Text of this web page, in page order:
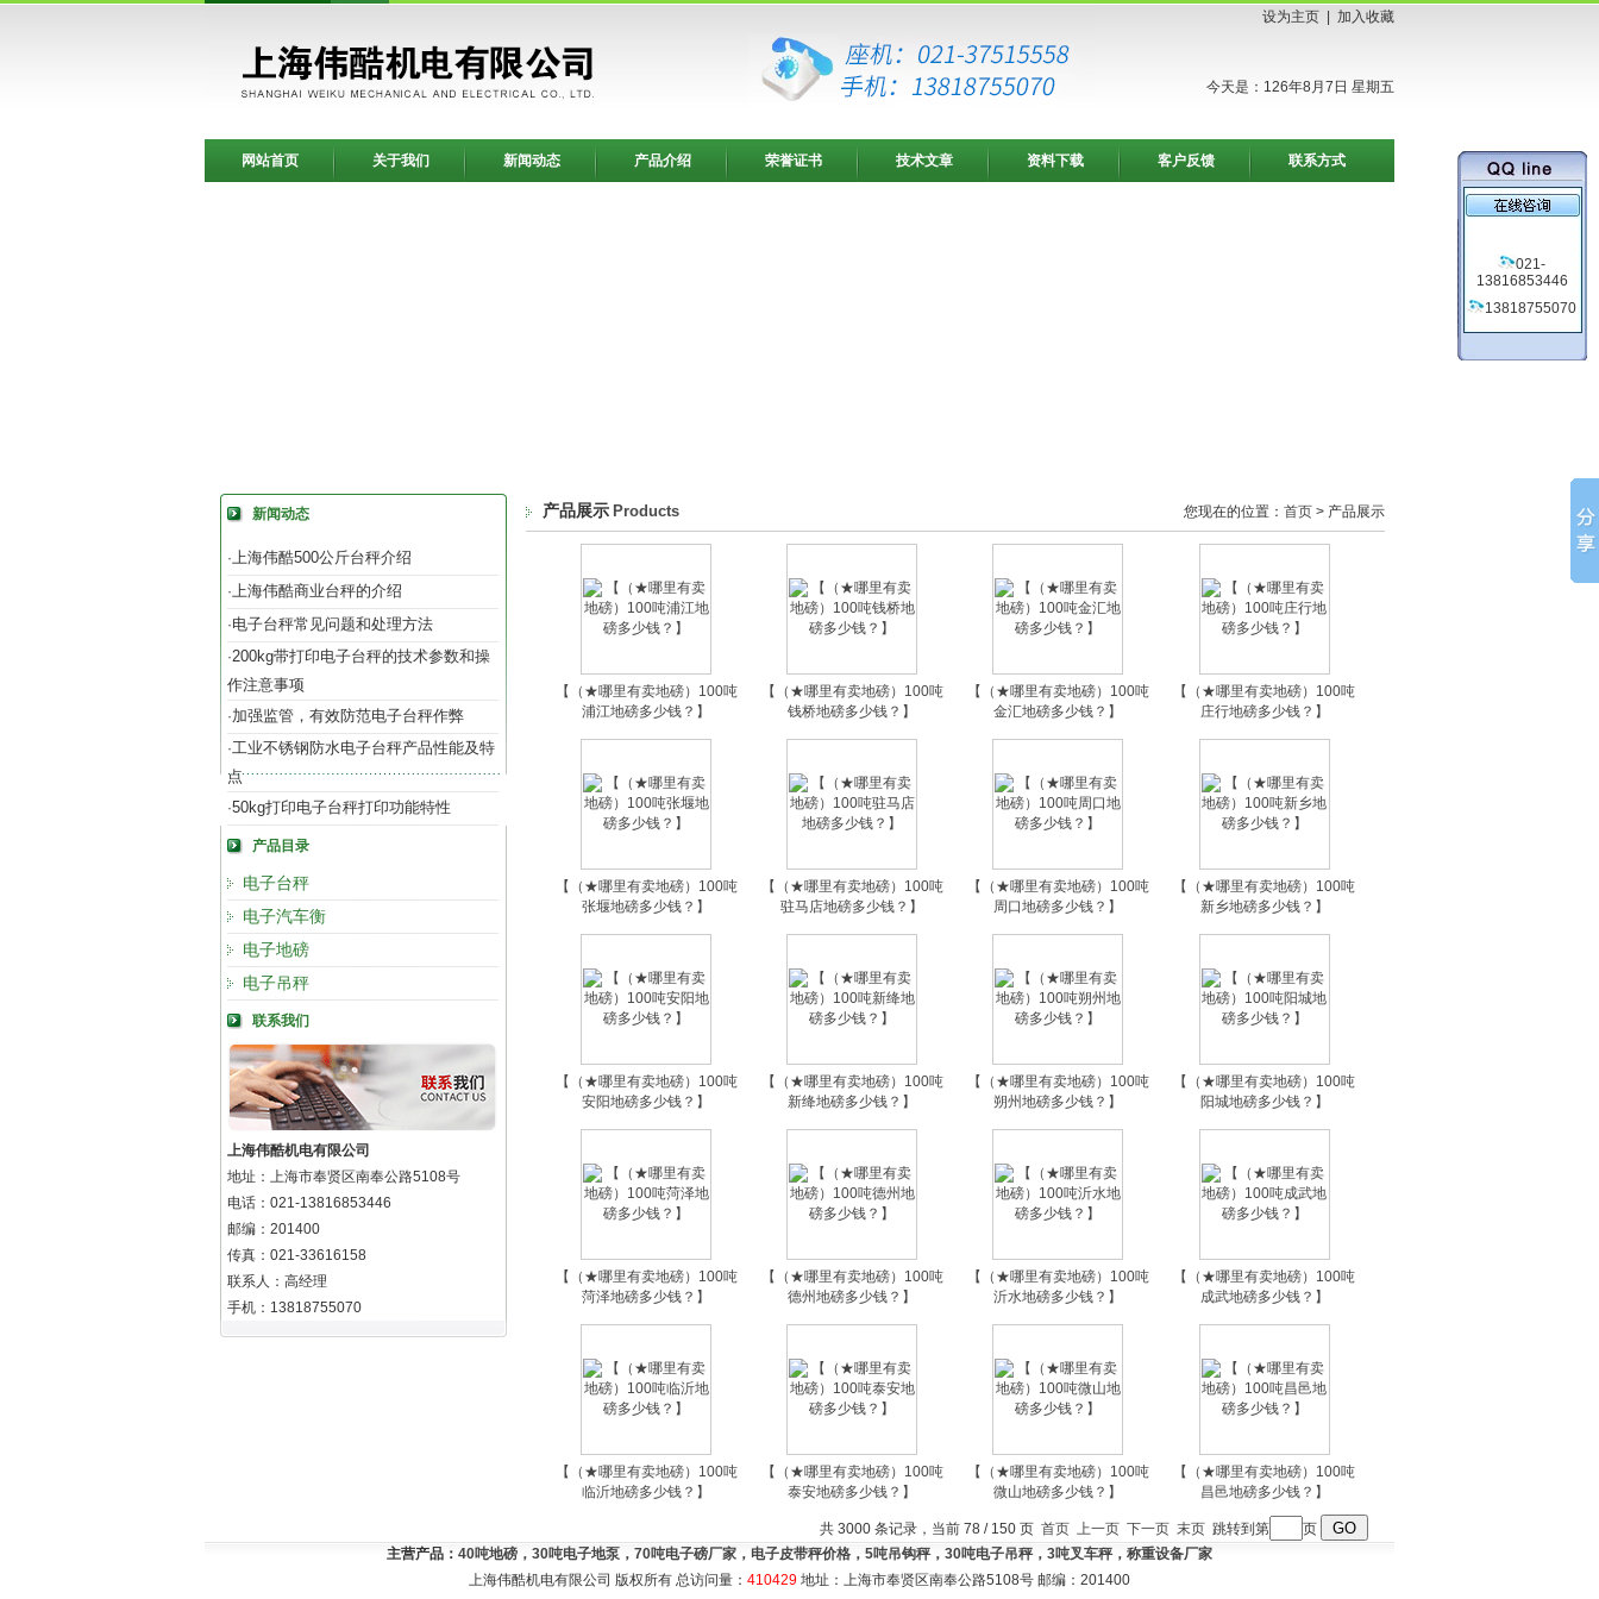
设为主页 加入收藏
今天是：126年8月7日 星期五
网站首页 关于我们 新闻动态 产品介绍 荣誉证书 技术文章 资料下载 客户反馈 联系方式
新闻动态
·上海伟酷500公斤台秤介绍
·上海伟酷商业台秤的介绍
·电子台秤常见问题和处理方法
·200kg带打印电子台秤的技术参数和操
作注意事项
·加强监管，有效防范电子台秤作弊
·工业不锈钢防水电子台秤产品性能及特
点
·50kg打印电子台秤打印功能特性
产品目录
电子台秤
电子汽车衡
电子地磅
电子吊秤
联系我们
上海伟酷机电有限公司
地址：上海市奉贤区南奉公路5108号
电话：021-13816853446
邮编：201400
传真：021-33616158
联系人：高经理
手机：13818755070
产品展示 Products 您现在的位置： 首页 > 产品展示
【（★哪里有卖地磅）100吨
浦江地磅多少钱？】
【（★哪里有卖地磅）100吨
钱桥地磅多少钱？】
【（★哪里有卖地磅）100吨
金汇地磅多少钱？】
【（★哪里有卖地磅）100吨
庄行地磅多少钱？】
【（★哪里有卖地磅）100吨
张堰地磅多少钱？】
【（★哪里有卖地磅）100吨
驻马店地磅多少钱？】
【（★哪里有卖地磅）100吨
周口地磅多少钱？】
【（★哪里有卖地磅）100吨
新乡地磅多少钱？】
【（★哪里有卖地磅）100吨
安阳地磅多少钱？】
【（★哪里有卖地磅）100吨
新绛地磅多少钱？】
【（★哪里有卖地磅）100吨
朔州地磅多少钱？】
【（★哪里有卖地磅）100吨
阳城地磅多少钱？】
【（★哪里有卖地磅）100吨
菏泽地磅多少钱？】
【（★哪里有卖地磅）100吨
德州地磅多少钱？】
【（★哪里有卖地磅）100吨
沂水地磅多少钱？】
【（★哪里有卖地磅）100吨
成武地磅多少钱？】
【（★哪里有卖地磅）100吨
临沂地磅多少钱？】
【（★哪里有卖地磅）100吨
泰安地磅多少钱？】
【（★哪里有卖地磅）100吨
微山地磅多少钱？】
【（★哪里有卖地磅）100吨
昌邑地磅多少钱？】
共 3000 条记录，当前 78 / 150 页 首页 上一页 下一页 末页跳转到第
页
主营产品： 40吨地磅，30吨电子地泵，70吨电子磅厂家，电子皮带秤价格，5吨吊钩秤，30吨电子吊秤，3吨叉车秤，称重设备厂家
上海伟酷机电有限公司 版权所有 总访问量： 410429 地址：上海市奉贤区南奉公路5108号 邮编：201400
021-
13816853446
13818755070